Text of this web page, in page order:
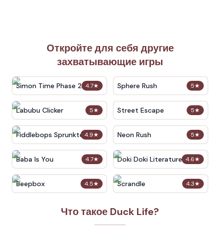
Откройте для себя другие
захватывающие игры
4.7★
Simon Time Phase 2 5★
Sphere Rush
5★
Labubu Clicker 5★
Street Escape
4.9★
Fiddlebops Sprunkters 5★
Neon Rush
4.7★
Baba Is You 4.6★
Doki Doki Literature Club
4.5★
Beepbox 4.3★
Scrandle
Что такое Duck Life?